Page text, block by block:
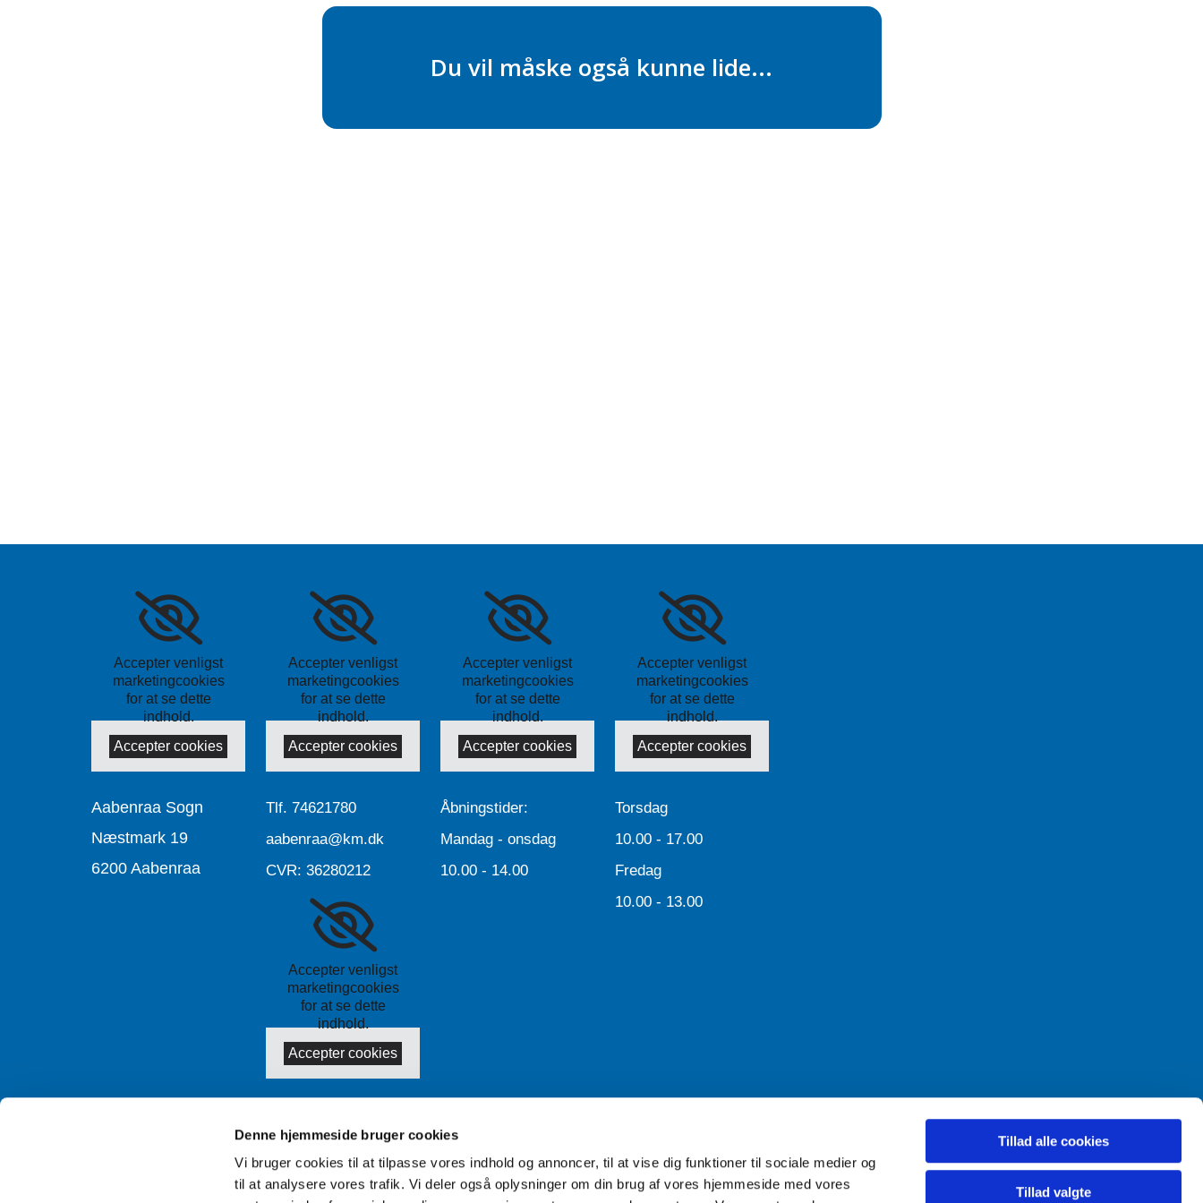
Denne hjemmeside bruger cookies
Vi bruger cookies til at tilpasse vores indhold og annoncer, til at vise dig funktioner til sociale medier og
til at analysere vores trafik. Vi deler også oplysninger om din brug af vores hjemmeside med vores
Tillad alle cookies
Tillad valgte
Du vil måske også kunne lide...
Accepter venligst
marketingcookies
for at se dette
indhold.
Accepter cookies
Aabenraa Sogn
Næstmark 19
6200 Aabenraa
Accepter venligst
marketingcookies
for at se dette
indhold.
Accepter cookies
Tlf. 74621780
aabenraa@km.dk
CVR: 36280212
Accepter venligst
marketingcookies
for at se dette
indhold.
Accepter cookies
Accepter venligst
marketingcookies
for at se dette
indhold.
Accepter cookies
Åbningstider:
Mandag - onsdag
10.00 - 14.00
Accepter venligst
marketingcookies
for at se dette
indhold.
Accepter cookies
Torsdag
10.00 - 17.00
Fredag
10.00 - 13.00
Tilgængelighedserklæring